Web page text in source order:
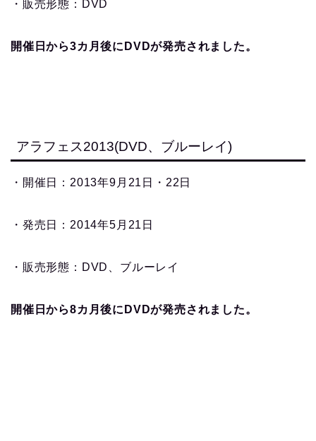
・販売形態：DVD
開催日から3カ月後にDVDが発売されました。
アラフェス2013(DVD、ブルーレイ)
・開催日：2013年9月21日・22日
・発売日：2014年5月21日
・販売形態：DVD、ブルーレイ
開催日から8カ月後にDVDが発売されました。